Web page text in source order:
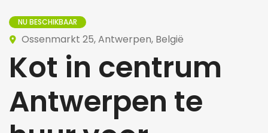
NU BESCHIKBAAR
Ossenmarkt 25, Antwerpen, België
Kot in centrum
Antwerpen te